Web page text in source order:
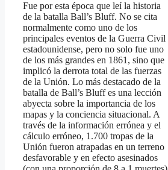
Fue por esta época que leí la historia
de la batalla Ball’s Bluff. No se cita
normalmente como uno de los
principales eventos de la Guerra Civil
estadounidense, pero no solo fue uno
de los más grandes en 1861, sino que
implicó la derrota total de las fuerzas
de la Unión. Lo más destacado de la
batalla de Ball’s Bluff es una lección
abyecta sobre la importancia de los
mapas y la conciencia situacional. A
través de la información errónea y el
cálculo erróneo, 1.700 tropas de la
Unión fueron atrapadas en un terreno
desfavorable y en efecto asesinados